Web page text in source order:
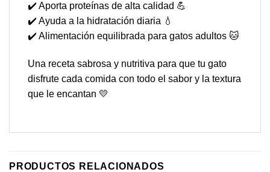
✔️ Aporta proteínas de alta calidad 💪
✔️ Ayuda a la hidratación diaria 💧
✔️ Alimentación equilibrada para gatos adultos 🐱
Una receta sabrosa y nutritiva para que tu gato
disfrute cada comida con todo el sabor y la textura
que le encantan 💛
PRODUCTOS RELACIONADOS